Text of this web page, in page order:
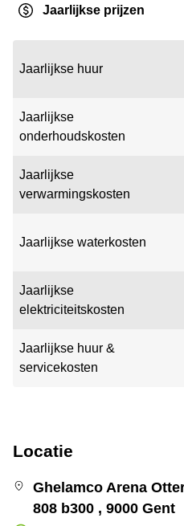
Jaarlijkse prijzen
Jaarlijkse huur
Jaarlijkse
onderhoudskosten
Jaarlijkse
verwarmingskosten
Jaarlijkse waterkosten
Jaarlijkse
elektriciteitskosten
Jaarlijkse huur &
servicekosten
Locatie
Ghelamco Arena
808 b300 , 9000 Gent